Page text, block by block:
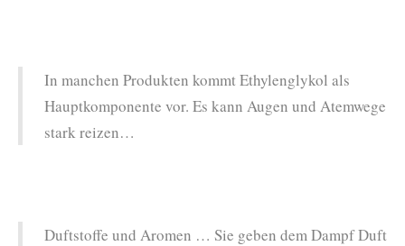
In manchen Produkten kommt Ethylenglykol als
Hauptkomponente vor. Es kann Augen und Atemwege
stark reizen…
Duftstoffe und Aromen … Sie geben dem Dampf Duft